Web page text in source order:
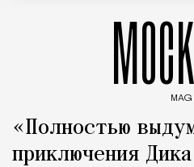
MAG
«Полностью
приключения